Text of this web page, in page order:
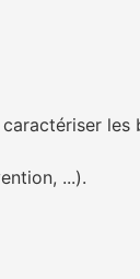
les
...).